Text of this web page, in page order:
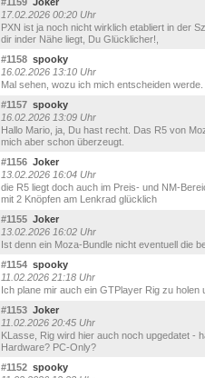
17.02.2026 00:20 Uhr
PXN ist ja noch nicht wirklich etabliert in der
dir inder Nähe liegt, Du Glücklicher!,
#1158 spooky
16.02.2026 13:10 Uhr
Mal sehen, wozu ich mich entscheiden werde.
#1157 spooky
16.02.2026 13:09 Uhr
Hallo Mario, ja, Du hast recht. Das R5 von
mich aber schon überzeugt.
#1156 Joker
13.02.2026 16:04 Uhr
die R5 liegt doch auch im Preis- und NM-
mit 2 Knöpfen am Lenkrad glücklich
#1155 Joker
13.02.2026 16:02 Uhr
Ist denn ein Moza-Bundle nicht eventuell die
#1154 spooky
11.02.2026 21:18 Uhr
Ich plane mir auch ein GTPlayer Rig zu
#1153 Joker
11.02.2026 20:45 Uhr
KLasse, Rig wird hier auch noch upgedatet -
Hardware? PC-Only?
#1152 spooky